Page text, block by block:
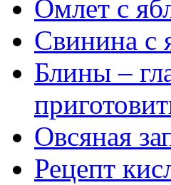
Омлет с
Свинина с
Блины –
Овсяная
Рецепт